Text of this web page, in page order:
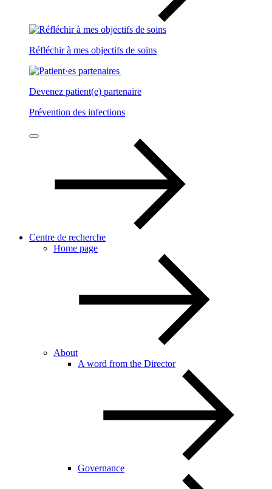
Réfléchir à mes objectifs de soins
Devenez patient(e) partenaire
Prévention des infections
Centre de recherche
Home page
About
A word from the Director
Governance